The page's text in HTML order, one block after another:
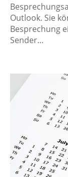
Outlook. Sie
Besprechung
Sender…